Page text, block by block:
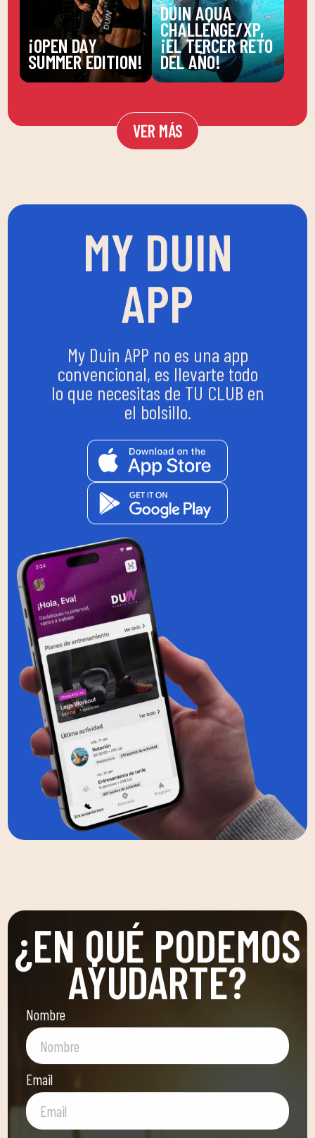
¡OPEN DAY
SUMMER EDITION!
DUIN AQUA
CHALLENGE/XP,
¡EL TERCER RETO
DEL AÑO!
VER MÁS
MY DUIN
APP
My Duin APP no es una app
convencional, es llevarte todo
lo que necesitas de TU CLUB en
el bolsillo.
¿EN QUÉ PODEMOS
AYUDARTE?
Nombre
Email